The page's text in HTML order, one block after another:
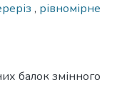
, рівномірне
балок змінного